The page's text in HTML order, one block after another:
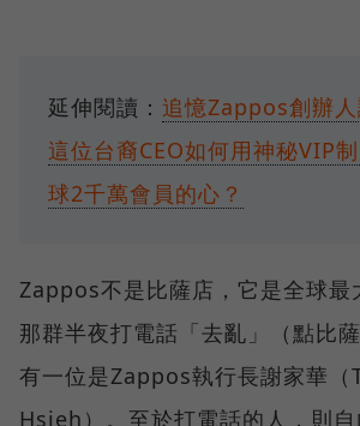
延伸閱讀： 追憶Zappos創辦
這位台裔CEO如何用神秘VIP
球2千萬會員的心？
Zappos不是比薩店，它是全球最
那群半夜打電話「去亂」（點比
有一位是Zappos執行長謝家華（
Hsieh）。至於打電話的人，則